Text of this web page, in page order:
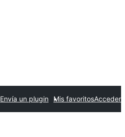
Envía un plugin Mis favoritosAcceder